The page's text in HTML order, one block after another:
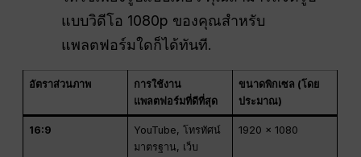
แบบวิดีโอ 1080p ของคุณสำหรับ
แพลตฟอร์มใดก็ได้ทันที.
อัตราส่วนภาพ
การใช้งาน
แพลตฟอร์มที่ดีที่สุด
ขนาดพิกเซล (โดย
ประมาณ)
16:9
YouTube, โทรทัศน์
มาตรฐาน, เว็บ
1920 x 1080